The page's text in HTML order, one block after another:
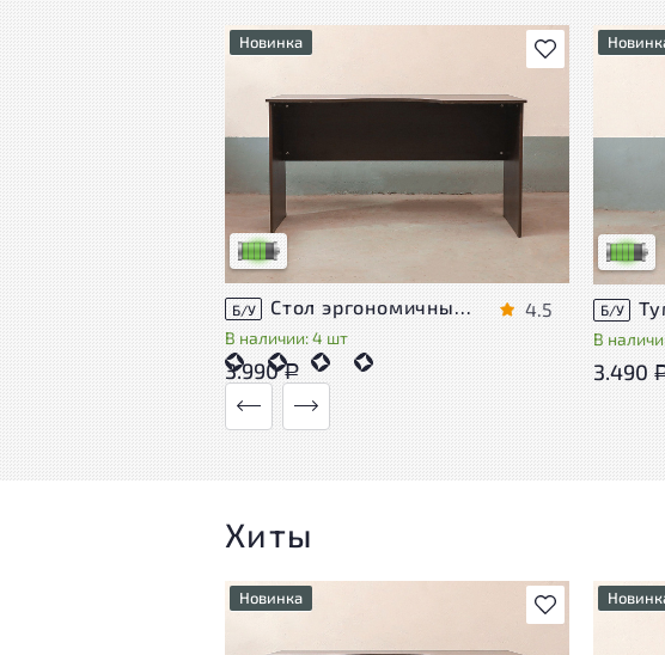
В избранное
Новинка
У товара присутствуют незначительные
следы эксплуатации, не влияющие на
удобство его использования
Низкая степень износа
Б/У Стол эргономичный ЛДСП Венге
В наличии: 4 шт
4.5
3.990Р
У
следы
Низкая
Б/У
В
3.490
Хиты
В избранное
Новинка